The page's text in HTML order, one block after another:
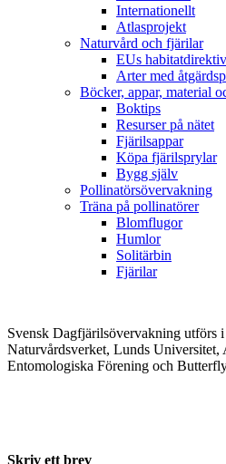
Internationellt
Atlasprojekt
Naturvård och fjärilar
EUs habitatdirektiv
Arter med
Böcker, appar, material
Boktips
Resurser på nätet
Fjärilsappar
Köpa fjärilsprylar
Bygg själv
Pollinatörsövervakning
Träna på pollinatörer
Blomflugor
Humlor
Solitärbin
Fjärilar
Svensk Dagfjärilsövervakning utförs i
Naturvårdsverket, Lunds Universitet,
Entomologiska Förening och
Skriv ett brev